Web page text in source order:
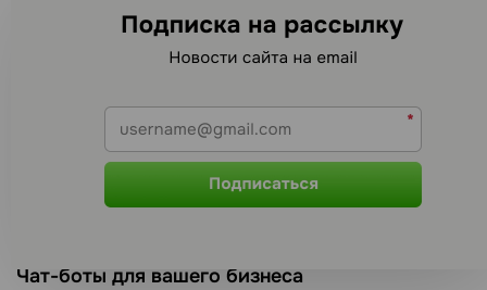
Чат-боты для вашего бизнеса